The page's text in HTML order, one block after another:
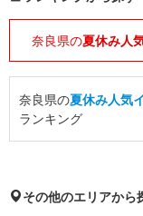
奈良県の夏休み人
奈良県の夏休み人気
ランキング
その他のエリアから